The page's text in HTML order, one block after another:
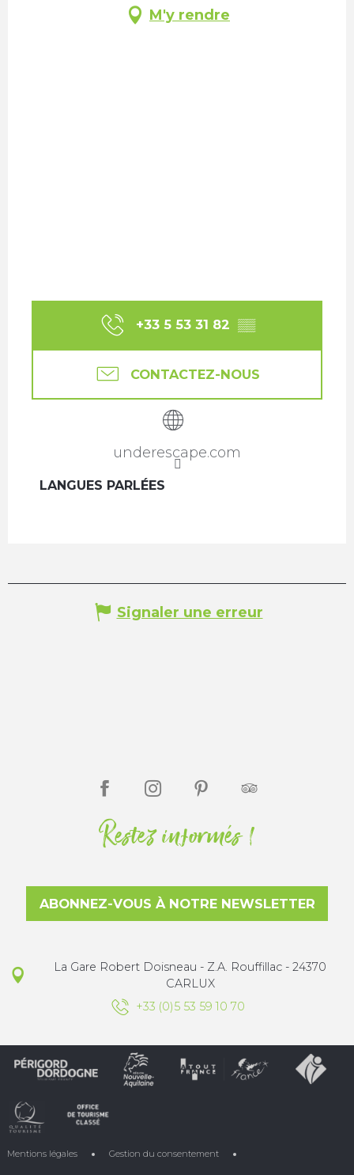
M'y rendre
+33 5 53 31 82 ▒▒
CONTACTEZ-NOUS
underescape.com
LANGUES PARLÉES
LANGUES PARLÉES
Signaler une erreur
Restez informés !
ABONNEZ-VOUS À NOTRE NEWSLETTER
La Gare Robert Doisneau - Z.A. Rouffillac - 24370
CARLUX
+33 (0)5 53 59 10 70
Mentions légales Gestion du consentement